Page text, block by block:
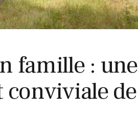
famille : une
de